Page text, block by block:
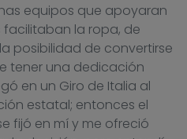
equipos que apoyaran
facilitaban la ropa, de
posibilidad de convertirse
tener una dedicación
en un Giro de Italia al
estatal; entonces el
fijó en mí y me ofreció